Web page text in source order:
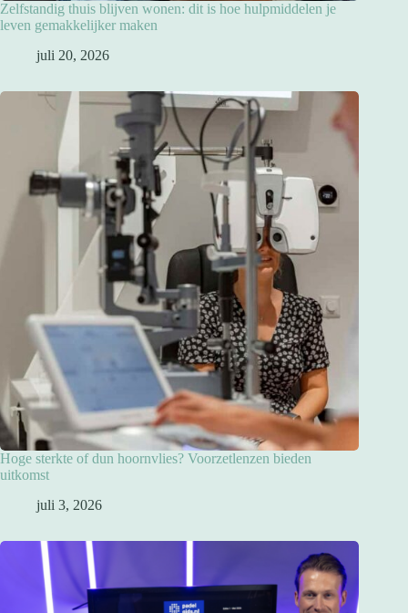
Zelfstandig thuis blijven wonen: dit is hoe hulpmiddelen je
leven gemakkelijker maken
juli 20, 2026
Hoge sterkte of dun hoornvlies? Voorzetlenzen bieden
uitkomst
juli 3, 2026